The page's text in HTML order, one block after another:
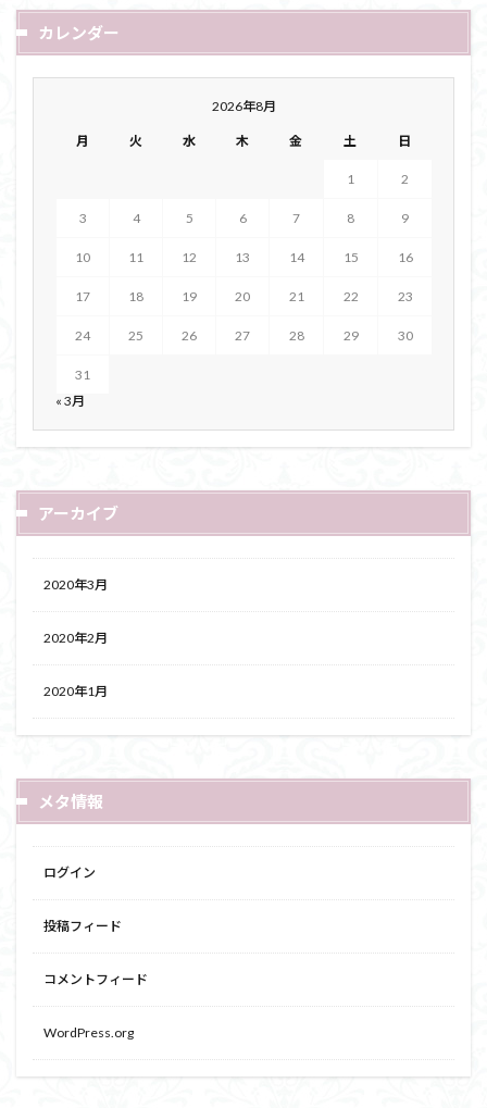
カレンダー
2026年8月
月 火 水 木 金 土 日
1 2
3 4 5 6 7 8 9
10 11 12 13 14 15 16
17 18 19 20 21 22 23
24 25 26 27 28 29 30
31
« 3月
アーカイブ
2020年3月
2020年2月
2020年1月
メタ情報
ログイン
投稿フィード
コメントフィード
WordPress.org